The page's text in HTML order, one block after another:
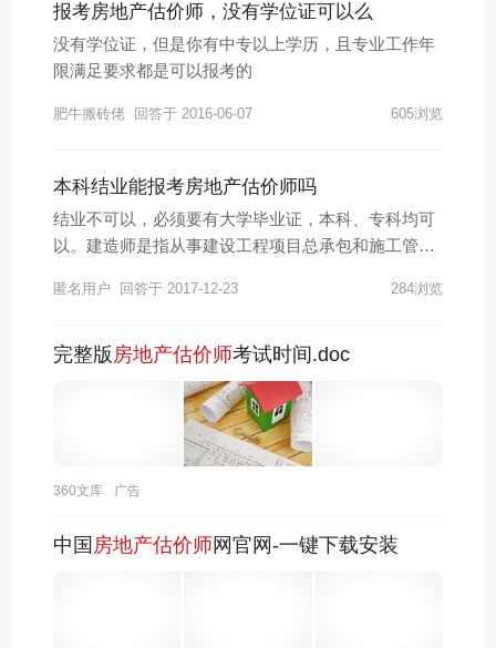
报考房地产估价师，没有学位证可以么
没有学位证，但是你有中专以上学历，且专业工作年
限满足要求都是可以报考的
肥牛搬砖佬 回答于 2016-06-07 605浏览
本科结业能报考房地产估价师吗
结业不可以，必须要有大学毕业证，本科、专科均可
以。建造师是指从事建设工程项目总承包和施工管理
于1834年的西方资本主义国家英国。建造师的含义是
的综合型人员，既要有理论水平，也要有丰富的实践
经验和较强的组织能力。建造师报考条件：（一）凡
遵守国家法律、法规，具备以下条件之一者，可以申
请参加一级建造师执业资格考试：取得工程类或工程
经济类大学专科学历，工作满6年，其中从事建设工
程项目施工管理工作满4年。取得工程类或工程经济
目施工管理工作满3年。取得工程类或工程经济类双
匿名用户 回答于 2017-12-23 284浏览
完整版 房地产估价师考试时间.doc
360文库 广告
中国 房地产估价师网官网-一键下载安装